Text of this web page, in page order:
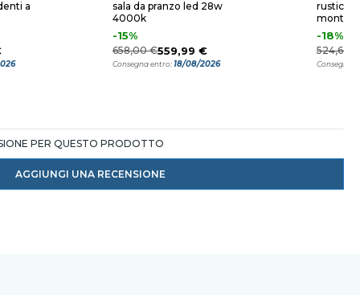
a
sala da pranzo led 28w
4000k
-15%
658,00 €559,99 €
Consegna entro:18/08/2026
rustico
-18%
524,60 €
Consegna
PER QUESTO PRODOTTO
AGGIUNGI UNA RECENSIONE